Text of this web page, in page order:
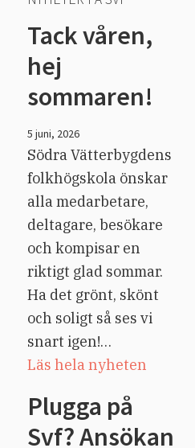
Tack våren,
hej
sommaren!
5 juni, 2026
Södra Vätterbygdens
folkhögskola önskar
alla medarbetare,
deltagare, besökare
och kompisar en
riktigt glad sommar.
Ha det grönt, skönt
och soligt så ses vi
snart igen!…
Läs hela nyheten
Plugga på
Svf? Ansökan